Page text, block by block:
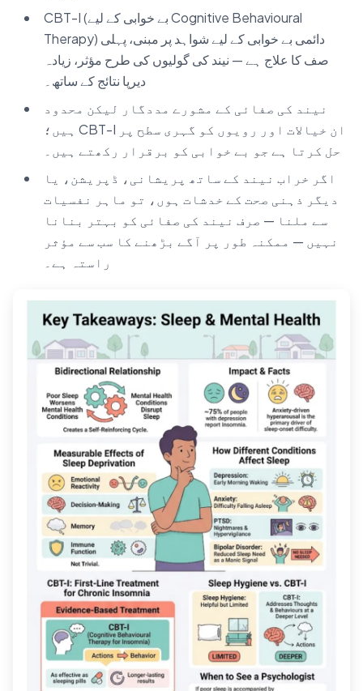
CBT-I (بے خوابی کے لیے Cognitive Behavioural
Therapy) دائمی بے خوابی کے لیے شواہد پر مبنی، پہلی
صف کا علاج ہے — نیند کی گولیوں کی طرح مؤثر، زیادہ
دیرپا نتائج کے ساتھ۔
نیند کی صفائی کے مشورے مددگار لیکن محدود
ہیں؛ CBT-I ان خیالات اور رویوں کو گہری سطح پر
حل کرتا ہے جو بے خوابی کو برقرار رکھتے ہیں۔
اگر خراب نیند کے ساتھ پریشانی، ڈپریشن، یا
دیگر ذہنی صحت کے خدشات ہوں، تو ماہر نفسیات
سے ملنا — صرف نیند کی صفائی کو بہتر بنانا
نہیں — ممکنہ طور پر آگے بڑھنے کا سب سے مؤثر
راستہ ہے۔